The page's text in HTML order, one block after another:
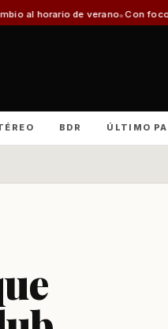
Con foco en infraestructura
BDR ÚLTIMO